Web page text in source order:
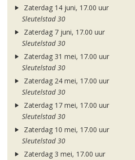
Zaterdag 14 juni, 17.00 uur
Sleutelstad 30
Zaterdag 7 juni, 17.00 uur
Sleutelstad 30
Zaterdag 31 mei, 17.00 uur
Sleutelstad 30
Zaterdag 24 mei, 17.00 uur
Sleutelstad 30
Zaterdag 17 mei, 17.00 uur
Sleutelstad 30
Zaterdag 10 mei, 17.00 uur
Sleutelstad 30
Zaterdag 3 mei, 17.00 uur